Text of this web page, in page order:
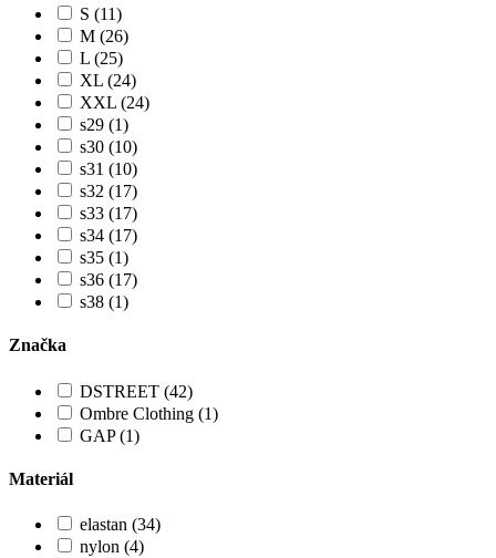
S (11)
M (26)
L (25)
XL (24)
XXL (24)
s29 (1)
s30 (10)
s31 (10)
s32 (17)
s33 (17)
s34 (17)
s35 (1)
s36 (17)
s38 (1)
Značka
DSTREET (42)
Ombre Clothing (1)
GAP (1)
Materiál
elastan (34)
nylon (4)